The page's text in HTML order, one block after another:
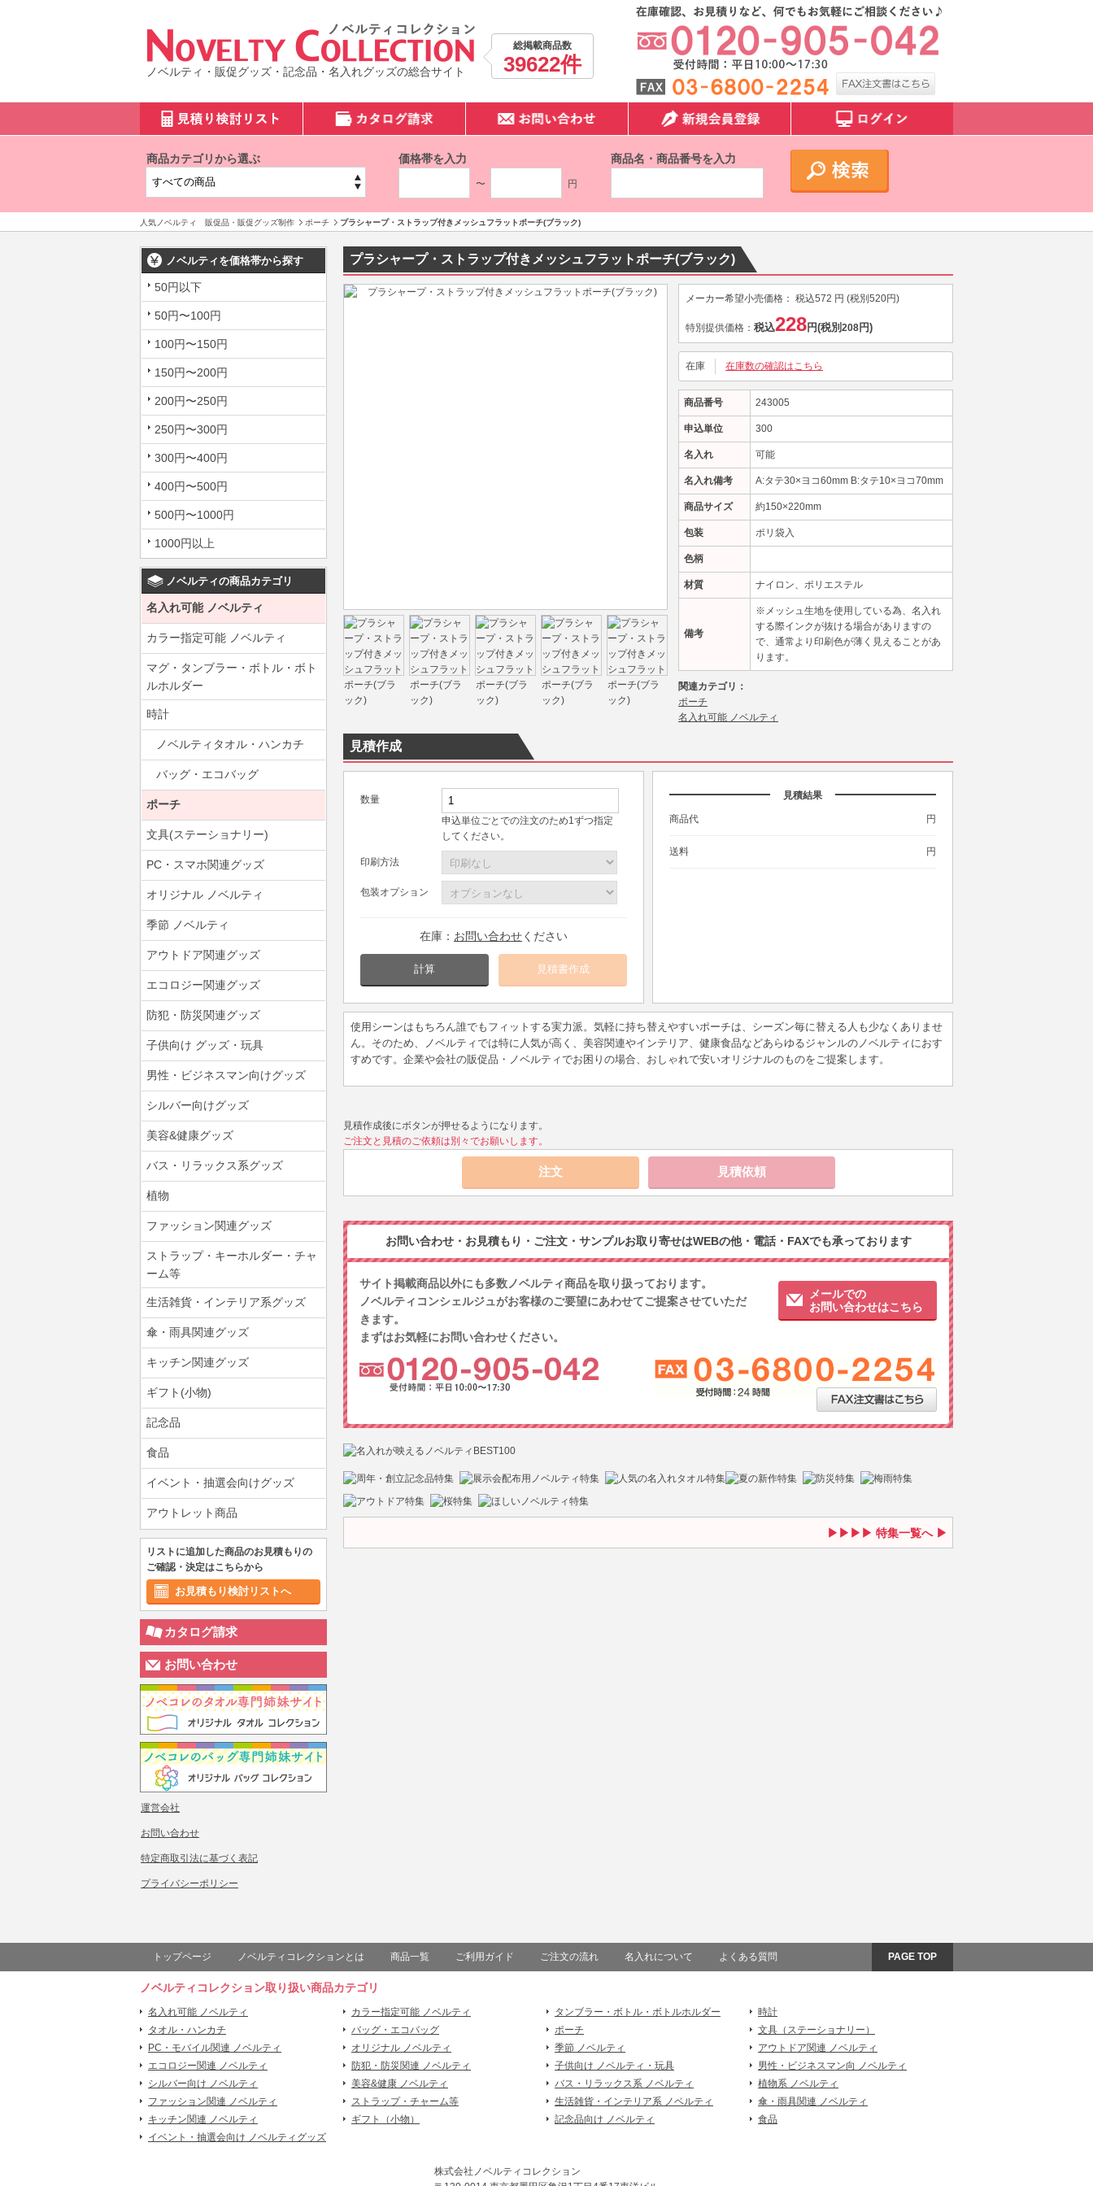
ノベルティ・販促グッズ・記念品・名入れグッズの総合サイト
総掲載商品数
39622件
商品カテゴリから選ぶ 価格帯を入力
〜 円
商品名・商品番号を入力
人気ノベルティ 販促品・販促グッズ制作 ポーチ プラシャープ・ストラップ付きメッシュフラットポーチ(ブラック)
ノベルティを価格帯から探す
50円以下
50円〜100円
100円〜150円
150円〜200円
200円〜250円
250円〜300円
300円〜400円
400円〜500円
500円〜1000円
1000円以上
ノベルティの商品カテゴリ
名入れ可能 ノベルティ
カラー指定可能 ノベルティ
マグ・タンブラー・ボトル・ボト
ルホルダー
時計
ノベルティタオル・ハンカチ
バッグ・エコバッグ
ポーチ
文具(ステーショナリー)
PC・スマホ関連グッズ
オリジナル ノベルティ
季節 ノベルティ
アウトドア関連グッズ
エコロジー関連グッズ
防犯・防災関連グッズ
子供向け グッズ・玩具
男性・ビジネスマン向けグッズ
シルバー向けグッズ
美容&健康グッズ
バス・リラックス系グッズ
植物
ファッション関連グッズ
ストラップ・キーホルダー・チャ
ーム等
生活雑貨・インテリア系グッズ
傘・雨具関連グッズ
キッチン関連グッズ
ギフト(小物)
記念品
食品
イベント・抽選会向けグッズ
アウトレット商品
リストに追加した商品のお見積もりの
ご確認・決定はこちらから
お見積もり検討リストへ
カタログ請求
お問い合わせ
運営会社
お問い合わせ
特定商取引法に基づく表記
プライバシーポリシー
プラシャープ・ストラップ付きメッシュフラットポーチ(ブラック)
メーカー希望小売価格： 税込572 円 (税別 520円)
特別提供価格： 税込228円(税別 208円)
在庫 在庫数の確認はこちら
商品番号 243005
申込単位 300
名入れ 可能
名入れ備考 A:タテ30×ヨコ60mm B:タテ10×ヨコ70mm
商品サイズ 約150×220mm
包装 ポリ袋入
色柄
材質 ナイロン、ポリエステル
備考
※メッシュ生地を使用している為、名入れ
する際インクが抜ける場合がありますの
で、通常より印刷色が薄く見えることがあ
ります。
関連カテゴリ：
ポーチ
名入れ可能 ノベルティ
見積作成
数量
申込単位ごとでの注文のため1ずつ指定
してください。
印刷方法
包装オプション
在庫： お問い合わせください
計算
見積結果
商品代 円
送料 円
使用シーンはもちろん誰でもフィットする実力派。気軽に持ち替えやすいポーチは、シーズン毎に替える人も少なくありませ
ん。そのため、ノベルティでは特に人気が高く、美容関連やインテリア、健康食品などあらゆるジャンルのノベルティにおす
すめです。企業や会社の販促品・ノベルティでお困りの場合、おしゃれで安いオリジナルのものをご提案します。
見積作成後にボタンが押せるようになります。
ご注文と見積のご依頼は別々でお願いします。
お問い合わせ・お見積もり・ご注文・サンプルお取り寄せはWEBの他・電話・FAXでも承っております
サイト掲載商品以外にも多数ノベルティ商品を取り扱っております。
ノベルティコンシェルジュがお客様のご要望にあわせてご提案させていただ
きます。
まずはお気軽にお問い合わせください。
メールでの
お問い合わせはこちら
特集一覧へ
トップページ ノベルティコレクションとは 商品一覧 ご利用ガイド ご注文の流れ 名入れについて よくある質問 PAGE TOP
ノベルティコレクション取り扱い商品カテゴリ
名入れ可能 ノベルティ カラー指定可能 ノベルティ タンブラー・ボトル・ボトルホルダー
時計
タオル・ハンカチ
バッグ・エコバッグ ポーチ
文具（ステーショナリー）
PC・モバイル関連 ノベルティ
オリジナル ノベルティ 季節 ノベルティ
アウトドア関連 ノベルティ
エコロジー関連 ノベルティ
防犯・防災関連 ノベルティ 子供向け ノベルティ・玩具
男性・ビジネスマン向 ノベルティ
シルバー向け ノベルティ
美容&健康 ノベルティ バス・リラックス系 ノベルティ
植物系 ノベルティ
ファッション関連 ノベルティ
ストラップ・チャーム等 生活雑貨・インテリア系 ノベルティ
傘・雨具関連 ノベルティ
キッチン関連 ノベルティ
ギフト（小物） 記念品向け ノベルティ
食品
イベント・抽選会向け ノベルティグッズ
株式会社ノベルティコレクション